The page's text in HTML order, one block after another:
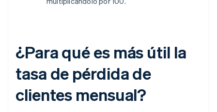
¿Para qué es más útil la
tasa de pérdida de
clientes mensual?